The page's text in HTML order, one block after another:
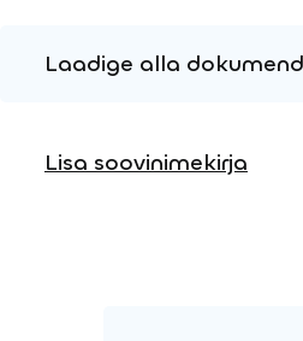
Laadige alla
Lisa soovinimekirja